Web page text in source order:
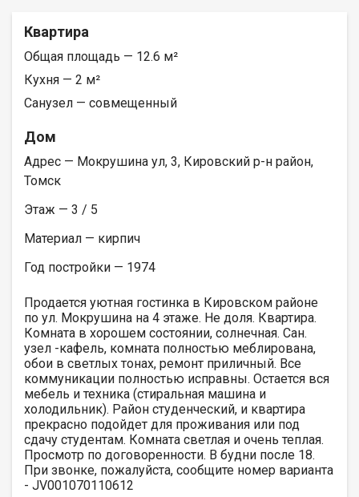
Квартира
Общая площадь — 12.6 м²
Кухня — 2 м²
Санузел — совмещенный
Дом
Адрес — Мокрушина ул, 3, Кировский р-н район,
Томск
Этаж — 3 / 5
Материал — кирпич
Год постройки — 1974
Продается уютная гостинка в Кировском районе
по ул. Мокрушина на 4 этаже. Не доля. Квартира.
Комната в хорошем состоянии, солнечная. Сан.
узел -кафель, комната полностью меблирована,
обои в светлых тонах, ремонт приличный. Все
коммуникации полностью исправны. Остается вся
мебель и техника (стиральная машина и
холодильник). Район студенческий, и квартира
прекрасно подойдет для проживания или под
сдачу студентам. Комната светлая и очень теплая.
Просмотр по договоренности. В будни после 18.
При звонке, пожалуйста, сообщите номер варианта
- JV001070110612